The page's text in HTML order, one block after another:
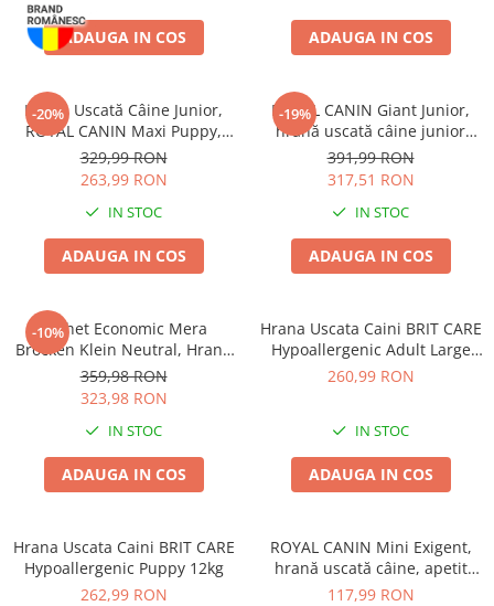
Accesorii Pisici
Culcușuri & Saltele Pisici
Castroane & Adapatori Pisici
Cuști & Genți Pisici
Litiere Pisici
Jucării Pisici
Zgărzi & Hamuri
Păsări
Hrană Păsări
Suplimente Nutritive
Delicii Păsări
Îngrijire Păsări
Așternut Igienic Păsări
Colivii
Rozătoare
Hrană Rozătoare
ADAUGA IN COS ADAUGA IN COS
-20%
Hrană Uscată Câine Junior,
ROYAL CANIN Maxi Puppy,
12kg
329,99 RON
263,99 RON
IN STOC
ADAUGA IN COS
-19%
ROYAL CANIN Giant Junior,
hrană uscată câine junior
etapa 2 de crestere, 15kg
391,99 RON
317,51 RON
IN STOC
ADAUGA IN COS
-10%
Pachet Economic Mera
Brocken Klein Neutral, Hrană
Uscată Câine Adult, Pui,
2x15kg
359,98 RON
323,98 RON
IN STOC
ADAUGA IN COS
Hrana Uscata Caini BRIT CARE
Hypoallergenic Adult Large
Breed 12kg
260,99 RON
IN STOC
ADAUGA IN COS
Hrana Uscata Caini BRIT CARE
Hypoallergenic Puppy 12kg
262,99 RON
ROYAL CANIN Mini Exigent,
hrană uscată câine, apetit
capricios, 3kg
117,99 RON